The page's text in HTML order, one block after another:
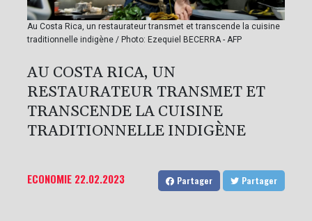
Au Costa Rica, un restaurateur transmet et transcende la cuisine
traditionnelle indigène / Photo: Ezequiel BECERRA - AFP
AU COSTA RICA, UN
RESTAURATEUR TRANSMET ET
TRANSCENDE LA CUISINE
TRADITIONNELLE INDIGÈNE
ECONOMIE 22.02.2023 Partager Partager